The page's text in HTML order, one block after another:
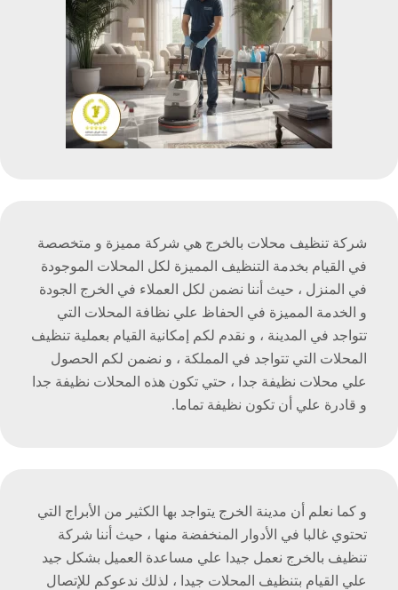
شركة تنظيف محلات بالخرج هي شركة مميزة و متخصصة
في القيام بخدمة التنظيف المميزة لكل المحلات الموجودة
في المنزل ، حيث أننا نضمن لكل العملاء في الخرج الجودة
و الخدمة المميزة في الحفاظ علي نظافة المحلات التي
تتواجد في المدينة ، و نقدم لكم إمكانية القيام بعملية تنظيف
المحلات التي تتواجد في المملكة ، و نضمن لكم الحصول
علي محلات نظيفة جدا ، حتي تكون هذه المحلات نظيفة جدا
و قادرة علي أن تكون نظيفة تماما.
و كما نعلم أن مدينة الخرج يتواجد بها الكثير من الأبراج التي
تحتوي غالبا في الأدوار المنخفضة منها ، حيث أننا شركة
تنظيف بالخرج نعمل جيدا علي مساعدة العميل بشكل جيد
علي القيام بتنظيف المحلات جيدا ، لذلك ندعوكم للإتصال